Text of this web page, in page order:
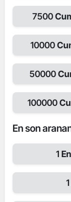
7500
10000
50000
100000
En son
1
1